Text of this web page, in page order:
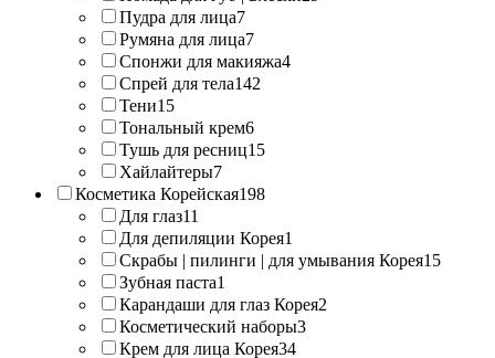
Пудра для лица7
Румяна для лица7
Спонжи для макияжа4
Спрей для тела142
Тени15
Тональный крем6
Тушь для ресниц15
Хайлайтеры7
Косметика Корейская198
Для глаз11
Для депиляции Корея1
Скрабы | пилинги | для умывания Корея15
Зубная паста1
Карандаши для глаз Корея2
Косметический наборы3
Крем для лица Корея34